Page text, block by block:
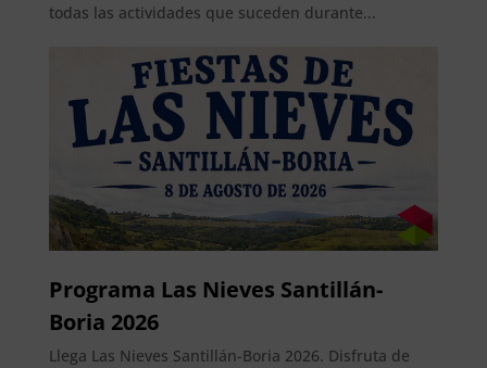
todas las actividades que suceden durante...
Programa Las Nieves Santillán-
Boria 2026
Llega Las Nieves Santillán-Boria 2026. Disfruta de